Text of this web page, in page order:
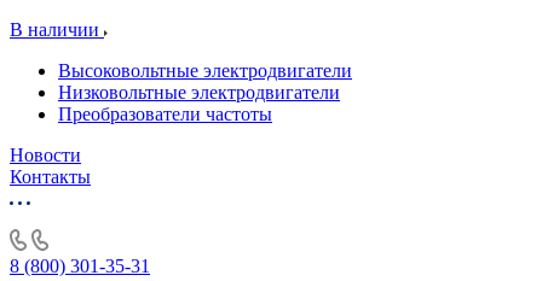
В наличии
Высоковольтные электродвигатели
Низковольтные электродвигатели
Преобразователи частоты
Новости
Контакты
8 (800) 301-35-31